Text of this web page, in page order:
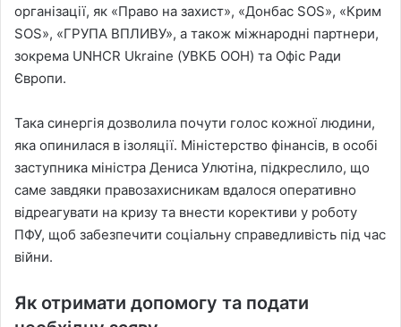
організації, як «Право на захист», «Донбас SOS», «Крим
SOS», «ГРУПА ВПЛИВУ», а також міжнародні партнери,
зокрема UNHCR Ukraine (УВКБ ООН) та Офіс Ради
Європи.
Така синергія дозволила почути голос кожної людини,
яка опинилася в ізоляції. Міністерство фінансів, в особі
заступника міністра Дениса Улютіна, підкреслило, що
саме завдяки правозахисникам вдалося оперативно
відреагувати на кризу та внести корективи у роботу
ПФУ, щоб забезпечити соціальну справедливість під час
війни.
Як отримати допомогу та подати